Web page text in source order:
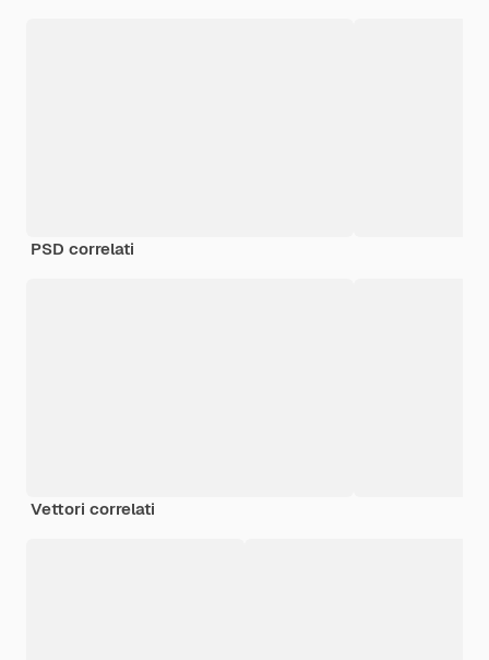
PSD correlati
Vettori correlati